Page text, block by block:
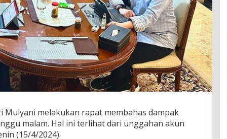
Mulyani melakukan rapat membahas dampak
malam. Hal ini terlihat dari unggahan akun
(15/4/2024).